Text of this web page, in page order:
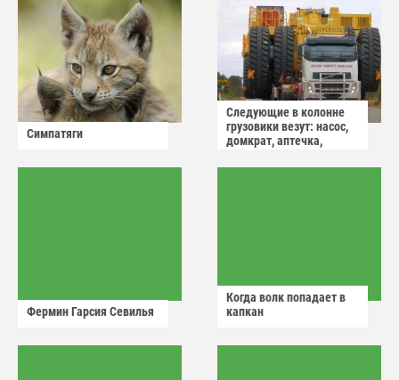
Симпатяги
Следующие в колонне
грузовики везут: насос,
домкрат, аптечка,
Фермин Гарсия Севилья
Когда волк попадает в
капкан